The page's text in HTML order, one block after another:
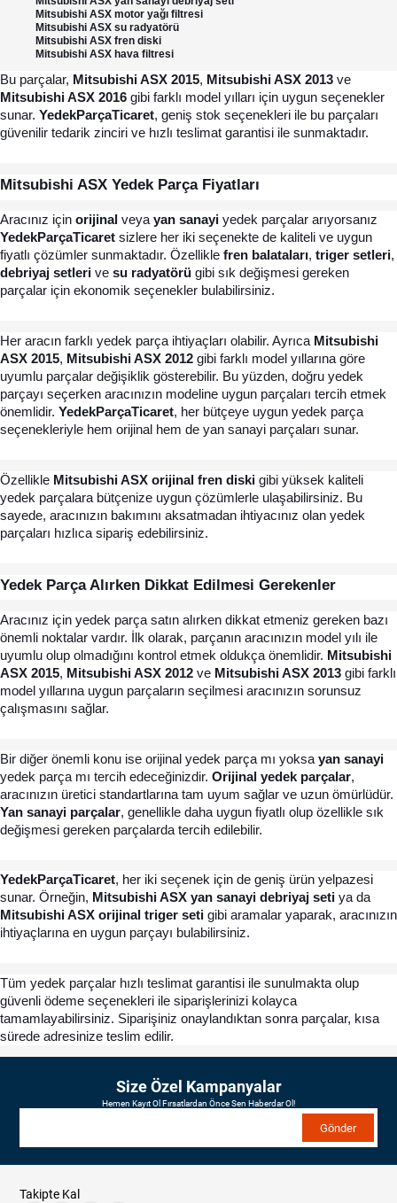
Mitsubishi ASX motor yağı filtresi
Mitsubishi ASX su radyatörü
Mitsubishi ASX fren diski
Mitsubishi ASX hava filtresi
Bu parçalar, Mitsubishi ASX 2015, Mitsubishi ASX 2013
Mitsubishi ASX 2016 gibi farklı model yılları için uygun seçenekler
sunar. YedekParçaTicaret, geniş stok seçenekleri ile bu parçaları
güvenilir tedarik zinciri ve hızlı teslimat garantisi ile sunmaktadır.
Mitsubishi ASX Yedek Parça Fiyatları
Aracınız için orijinal veya yan sanayi
YedekParçaTicaret sizlere her iki seçenekte de kaliteli ve uygun
fiyatlı çözümler sunmaktadır. Özellikle fren balataları, triger setleri
debriyaj setleri ve su radyatörü gibi sık değişmesi gereken
parçalar için ekonomik seçenekler bulabilirsiniz.
Her aracın farklı yedek parça ihtiyaçları olabilir. Ayrıca Mitsubishi
ASX 2015, Mitsubishi ASX 2012 gibi farklı model yıllarına göre
uyumlu parçalar değişiklik gösterebilir. Bu yüzden, doğru yedek
parçayı seçerken aracınızın modeline uygun parçaları tercih etmek
önemlidir. YedekParçaTicaret, her bütçeye uygun yedek parça
seçenekleriyle hem orijinal hem de yan sanayi parçaları sunar.
Özellikle Mitsubishi ASX orijinal fren diski gibi yüksek kaliteli
yedek parçalara bütçenize uygun çözümlerle ulaşabilirsiniz. Bu
sayede, aracınızın bakımını aksatmadan ihtiyacınız olan yedek
parçaları hızlıca sipariş edebilirsiniz.
Yedek Parça Alırken Dikkat Edilmesi Gerekenler
Aracınız için yedek parça satın alırken dikkat etmeniz gereken bazı
önemli noktalar vardır. İlk olarak, parçanın aracınızın model yılı ile
uyumlu olup olmadığını kontrol etmek oldukça önemlidir. Mitsubishi
ASX 2015, Mitsubishi ASX 2012 ve Mitsubishi ASX 2013 gibi farklı
model yıllarına uygun parçaların seçilmesi aracınızın sorunsuz
çalışmasını sağlar.
Bir diğer önemli konu ise orijinal yedek parça mı yoksa yan sanayi
yedek parça mı tercih edeceğinizdir. Orijinal yedek parçalar,
Yan sanayi parçalar, genellikle daha uygun fiyatlı olup özellikle sık
değişmesi gereken parçalarda tercih edilebilir.
YedekParçaTicaret, her iki seçenek için de geniş ürün yelpazesi
sunar. Örneğin, Mitsubishi ASX yan sanayi debriyaj seti
ya da
Mitsubishi ASX orijinal triger seti gibi aramalar yaparak, aracınızın
ihtiyaçlarına en uygun parçayı bulabilirsiniz.
Tüm yedek parçalar hızlı teslimat garantisi ile sunulmakta olup
güvenli ödeme seçenekleri ile siparişlerinizi kolayca
tamamlayabilirsiniz. Siparişiniz onaylandıktan sonra parçalar, kısa
sürede adresinize teslim edilir.
Size Özel Kampanyalar
Hemen Kayıt Ol Fırsatlardan Önce Sen Haberdar Ol!
Gönder
Takipte Kal